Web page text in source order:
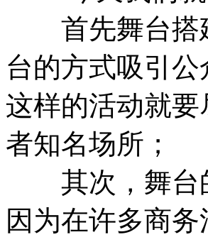
首先舞台搭建
台的方式吸引
这样的活动就
者知名场所；
其次，舞台的
因为在许多商